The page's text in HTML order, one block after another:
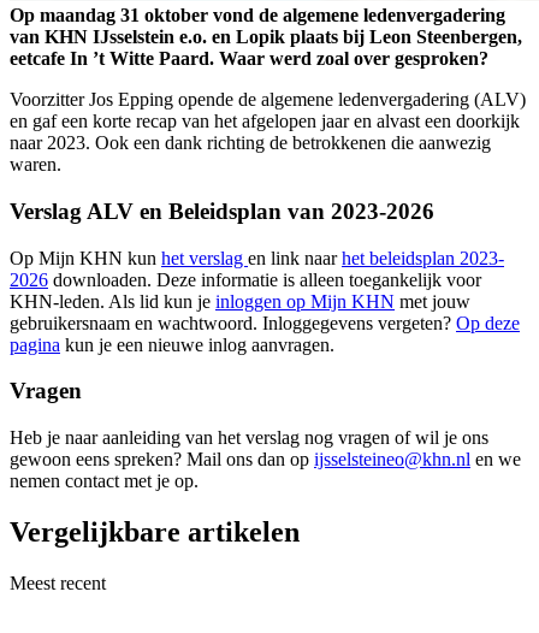
Op maandag 31 oktober vond de algemene ledenvergadering
van KHN IJsselstein e.o. en Lopik plaats bij Leon Steenbergen,
eetcafe In ’t Witte Paard. Waar werd zoal over gesproken?
Voorzitter Jos Epping opende de algemene ledenvergadering (ALV)
en gaf een korte recap van het afgelopen jaar en alvast een doorkijk
naar 2023. Ook een dank richting de betrokkenen die aanwezig
waren.
Verslag ALV en Beleidsplan van 2023-2026
Op Mijn KHN kun het verslag en link naarhet beleidsplan 2023-
2026 downloaden. Deze informatie is alleen toegankelijk voor
KHN-leden. Als lid kun je inloggen op Mijn KHN met jouw
gebruikersnaam en wachtwoord. Inloggegevens vergeten? Op deze
pagina kun je een nieuwe inlog aanvragen.
Vragen
Heb je naar aanleiding van het verslag nog vragen of wil je ons
gewoon eens spreken? Mail ons dan op ijsselsteineo@khn.nl en we
nemen contact met je op.
Vergelijkbare artikelen
Meest recent